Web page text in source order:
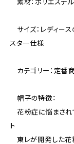
素材：ポリエステ
サイズ：レディー
スター仕様
カテゴリー：定番
帽子の特徴：
花粉症に悩まされ
ト
東レが開発した花